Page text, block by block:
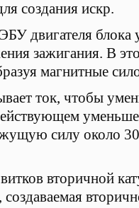
создания искр.
двигателя
зажигания. В
магнитные
ток, чтобы
силу около
вторичной